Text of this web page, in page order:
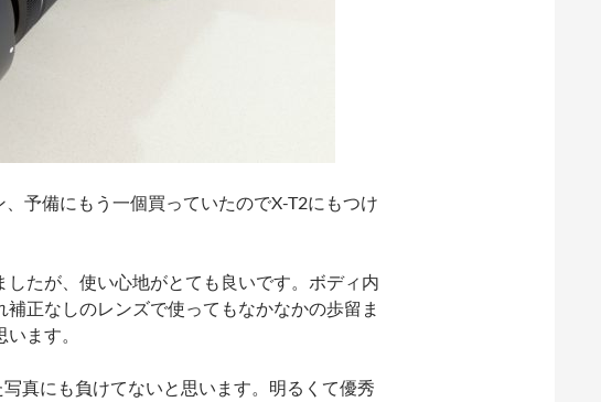
予備にもう一個買っていたのでX-T2にもつけ
たが、使い心地がとても良いです。ボディ内
正なしのレンズで使ってもなかなかの歩留ま
ます。
真にも負けてないと思います。明るくて優秀